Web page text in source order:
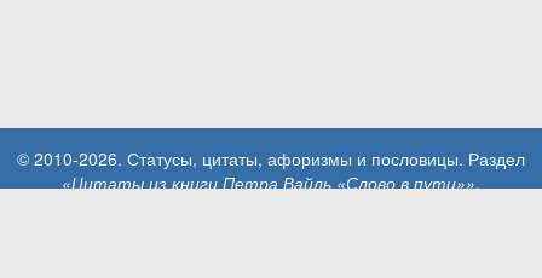
© 2010-2026. Статусы, цитаты, афоризмы и пословицы. Раздел
«Цитаты из книги Петра Вайль «Слово в пути»».